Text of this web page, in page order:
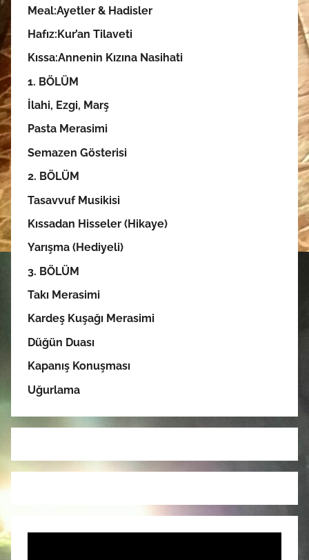
Meal:Ayetler & Hadisler
Hafız:Kur’an Tilaveti
Kıssa:Annenin Kızına Nasihati
1. BÖLÜM
İlahi, Ezgi, Marş
Pasta Merasimi
Semazen Gösterisi
2. BÖLÜM
Tasavvuf Musikisi
Kıssadan Hisseler (Hikaye)
Yarışma (Hediyeli)
3. BÖLÜM
Takı Merasimi
Kardeş Kuşağı Merasimi
Düğün Duası
Kapanış Konuşması
Uğurlama